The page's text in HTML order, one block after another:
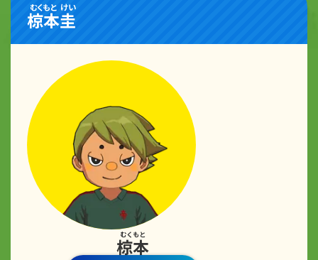
椋本
むくもと
圭
けい
椋本
むくもと